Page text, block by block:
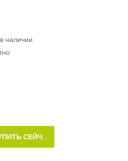
наличии